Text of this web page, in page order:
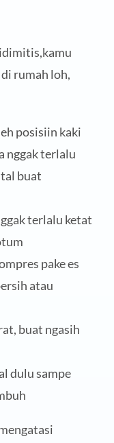
rumah loh,
posisiin kaki
nggak terlalu
buat
terlalu ketat
pake es
atau
buat ngasih
dulu sampe